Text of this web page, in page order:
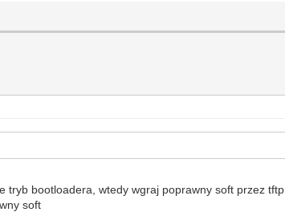
tryb bootloadera, wtedy wgraj poprawny soft przez tftp
soft